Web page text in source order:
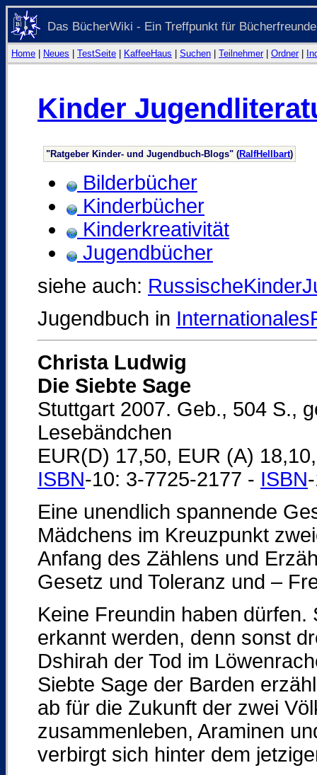
Das BücherWiki - Ein Treffpunkt für Bücherfreunde
Home Neues TestSeite KaffeeHaus Suchen Teilnehmer| Ordner|
Kinder
"Ratgeber Kinder- und Jugendbuch-Blogs" (RalfHellbart)
Bilderbücher
Kinderbücher
Kinderkreativität
Jugendbücher
siehe auch:
Jugendbuch in
Christa Ludwig
Die Siebte Sage
Stuttgart 2007. Geb., 504 S.,
Lesebändchen
EUR(D) 17,50, EUR (A)
ISBN-10: 3-7725-2177 - ISBN
Eine unendlich spannende
Mädchens im Kreuzpunkt
Anfang des Zählens und
Gesetz und Toleranz und –
Keine Freundin haben
erkannt werden, denn sonst
Dshirah der Tod im
Siebte Sage der Barden
ab für die Zukunft der zwei
zusammenleben, Araminen
verbirgt sich hinter dem